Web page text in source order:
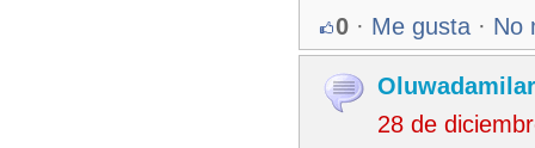
0 · Me gusta · No
28 de